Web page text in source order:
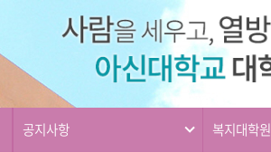
티
공지사항 복지대학원